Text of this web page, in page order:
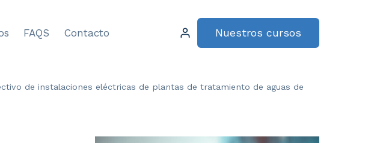
FAQS Contacto Nuestros cursos
de instalaciones eléctricas de plantas de tratamiento de aguas de